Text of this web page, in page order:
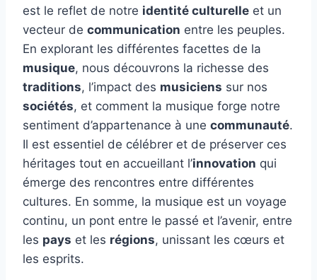
est le reflet de notre identité culturelle et un
vecteur de communication entre les peuples.
En explorant les différentes facettes de la
musique, nous découvrons la richesse des
traditions, l’impact des musiciens sur nos
sociétés, et comment la musique forge notre
sentiment d’appartenance à une communauté.
Il est essentiel de célébrer et de préserver ces
héritages tout en accueillant l’innovation qui
émerge des rencontres entre différentes
cultures. En somme, la musique est un voyage
continu, un pont entre le passé et l’avenir, entre
les pays et les régions, unissant les cœurs et
les esprits.